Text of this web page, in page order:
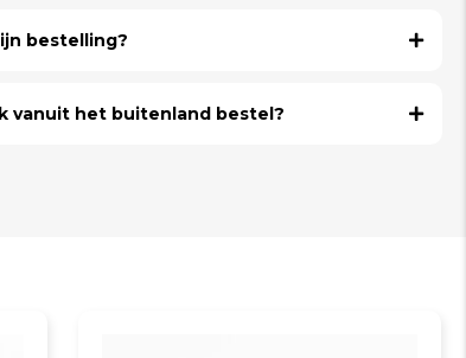
bestelling?
vanuit het buitenland bestel?